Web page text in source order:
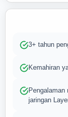
3+ tahun
Kemahiran
jaringan